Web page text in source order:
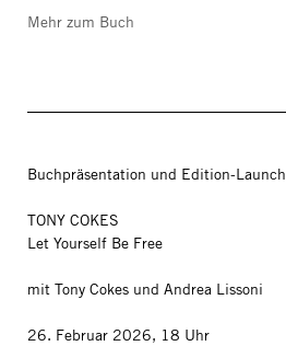
Mehr zum Buch
Buchpräsentation und Edition-Launch
TONY COKES
Let Yourself Be Free
mit Tony Cokes und Andrea Lissoni
26. Februar 2026, 18 Uhr